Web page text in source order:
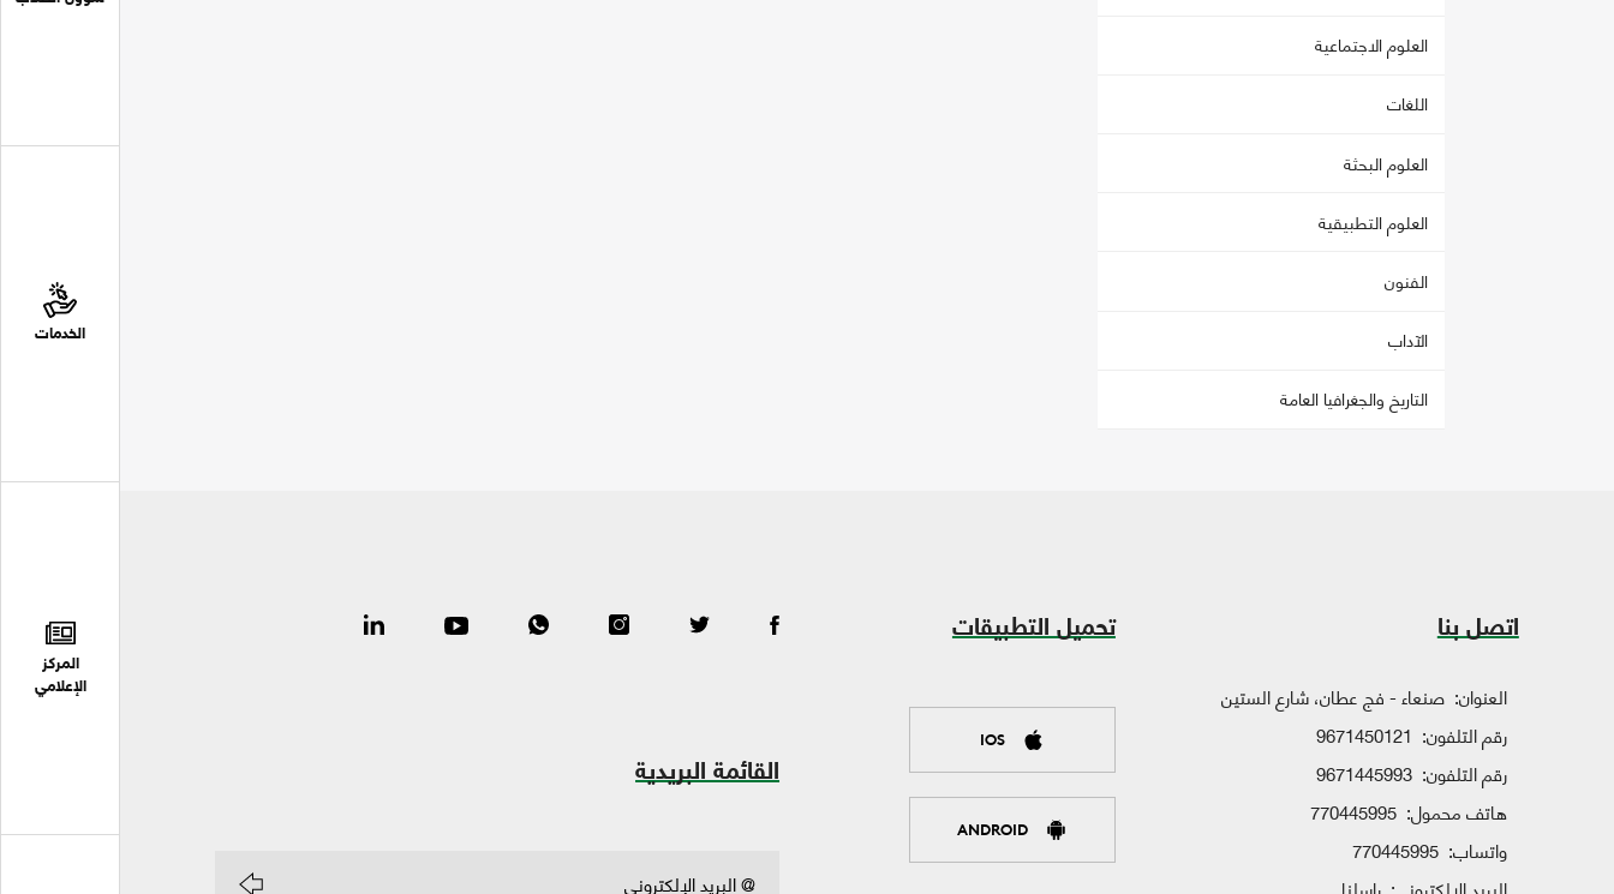
الخدمات
المركز
الإعلامي
العلوم الاجتماعية
اللغات
العلوم البحثة
العلوم التطبيقية
الفنون
الآداب
التاريخ والجغرافيا العامة
اتصل بنا
العنوان: صنعاء - فج عطان، شارع الستين
رقم التلفون: 9671450121
رقم التلفون: 9671445993
هاتف محمول: 770445995
واتساب: 770445995
تحميل التطبيقات
IOS
ANDROID
القائمة البريدية